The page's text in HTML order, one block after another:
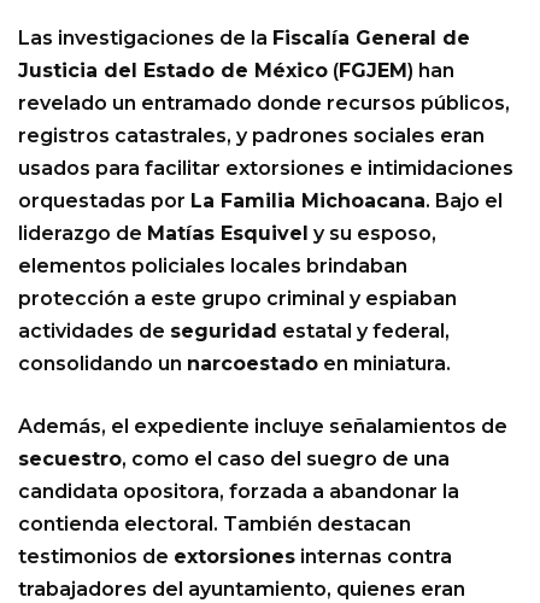
Las investigaciones de la Fiscalía General de
Justicia del Estado de México (FGJEM ) han
revelado un entramado donde recursos públicos,
registros catastrales, y padrones sociales eran
usados para facilitar extorsiones e intimidaciones
orquestadas por La Familia Michoacana. Bajo el
liderazgo de Matías Esquivel y su esposo,
elementos policiales locales brindaban
protección a este grupo criminal y espiaban
actividades de seguridad estatal y federal,
consolidando un narcoestado en miniatura.
Además, el expediente incluye señalamientos de
secuestro, como el caso del suegro de una
candidata opositora, forzada a abandonar la
contienda electoral. También destacan
testimonios de extorsiones internas contra
trabajadores del ayuntamiento, quienes eran